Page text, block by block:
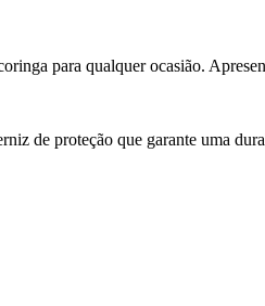
para qualquer ocasião.
de proteção que garante uma